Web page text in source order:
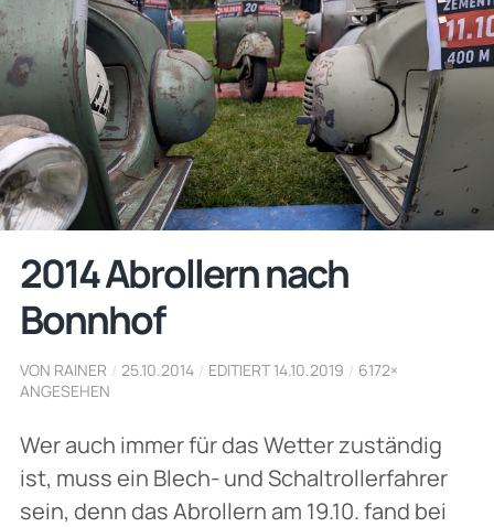
2014 Abrollern nach
Bonnhof
VON RAINER / 25.10.2014 / EDITIERT 14.10.2019 / 6172×
ANGESEHEN
Wer auch immer für das Wetter zuständig
ist, muss ein Blech- und Schaltrollerfahrer
sein, denn das Abrollern am 19.10. fand bei